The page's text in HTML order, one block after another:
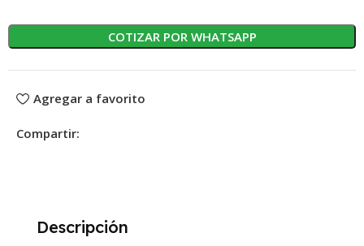
COTIZAR POR WHATSAPP
Agregar a favorito
Compartir:
Descripción